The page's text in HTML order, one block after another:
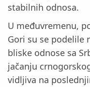
stabilnih odnosa.
U međuvremenu,
Gori su se podelile
bliske odnose sa
jačanju
vidljiva na